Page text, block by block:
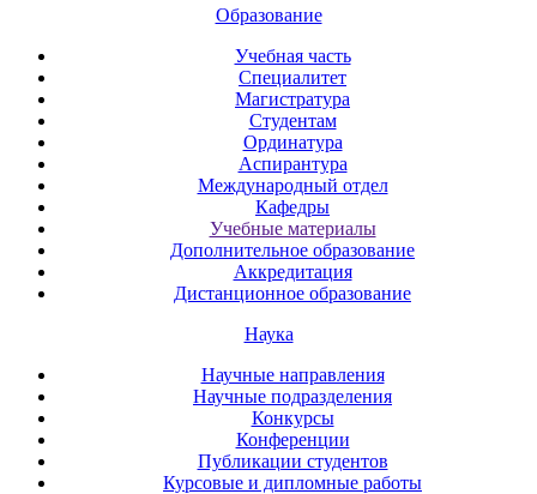
Образование
Учебная часть
Специалитет
Магистратура
Студентам
Ординатура
Аспирантура
Международный отдел
Кафедры
Учебные материалы
Дополнительное образование
Аккредитация
Дистанционное образование
Наука
Научные направления
Научные подразделения
Конкурсы
Конференции
Публикации студентов
Курсовые и дипломные работы